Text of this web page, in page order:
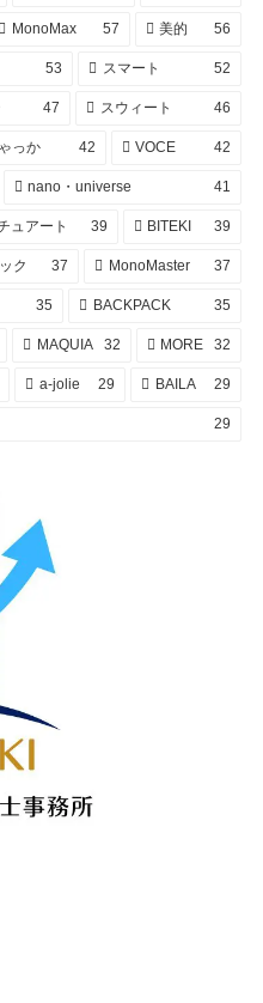
MonoMax 57 美的 56
53 スマート 52
47 スウィート 46
っか 42 VOCE 42
nano・universe 41
ュアート 39 BITEKI 39
ク 37 MonoMaster 37
35 BACKPACK 35
MAQUIA 32 MORE 32
a-jolie 29 BAILA 29
29